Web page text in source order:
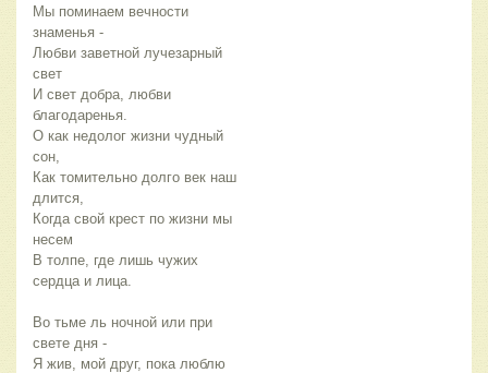
Мы поминаем вечности
знаменья -
Любви заветной лучезарный
свет
И свет добра, любви
благодаренья.
О как недолог жизни чудный
сон,
Как томительно долго век наш
длится,
Когда свой крест по жизни мы
несем
В толпе, где лишь чужих
сердца и лица.
Во тьме ль ночной или при
свете дня -
Я жив, мой друг, пока люблю